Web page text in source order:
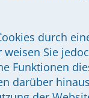
durch
Sie
Funktionen
darüber